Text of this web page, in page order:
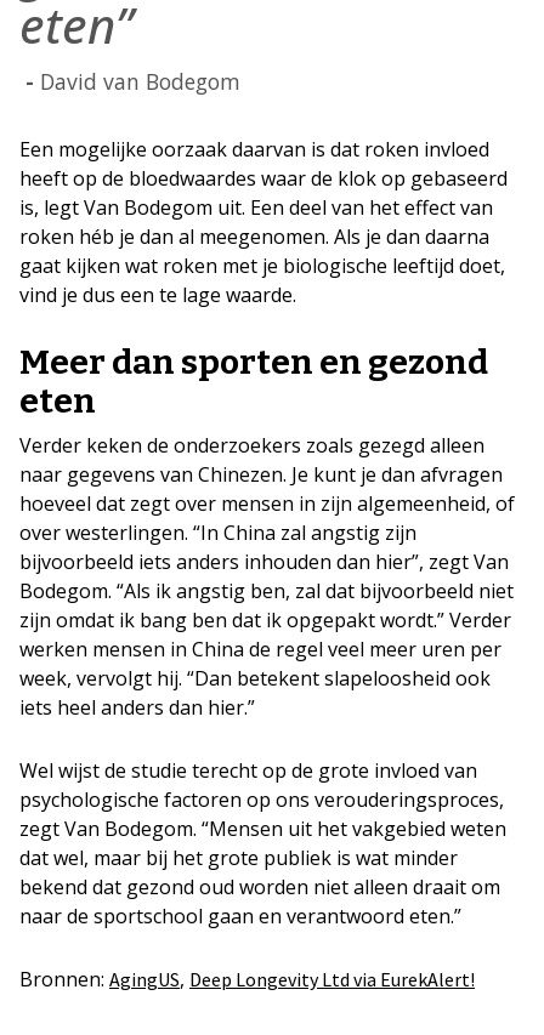
eten”
David van Bodegom
Een mogelijke oorzaak daarvan is dat roken invloed
heeft op de bloedwaardes waar de klok op gebaseerd
is, legt Van Bodegom uit. Een deel van het effect van
roken héb je dan al meegenomen. Als je dan daarna
gaat kijken wat roken met je biologische leeftijd doet,
vind je dus een te lage waarde.
Meer dan sporten en gezond
eten
Verder keken de onderzoekers zoals gezegd alleen
naar gegevens van Chinezen. Je kunt je dan afvragen
hoeveel dat zegt over mensen in zijn algemeenheid, of
over westerlingen. “In China zal angstig zijn
bijvoorbeeld iets anders inhouden dan hier”, zegt Van
Bodegom. “Als ik angstig ben, zal dat bijvoorbeeld niet
zijn omdat ik bang ben dat ik opgepakt wordt.” Verder
werken mensen in China de regel veel meer uren per
week, vervolgt hij. “Dan betekent slapeloosheid ook
iets heel anders dan hier.”
Wel wijst de studie terecht op de grote invloed van
psychologische factoren op ons verouderingsproces,
zegt Van Bodegom. “Mensen uit het vakgebied weten
dat wel, maar bij het grote publiek is wat minder
bekend dat gezond oud worden niet alleen draait om
naar de sportschool gaan en verantwoord eten.”
Bronnen: AgingUS, Deep Longevity Ltd via EurekAlert!